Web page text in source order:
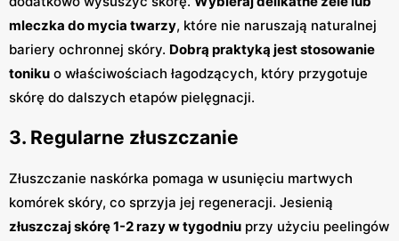
mleczka do mycia twarzy, które nie naruszają naturalnej
bariery ochronnej skóry. Dobrą praktyką jest stosowanie
toniku o właściwościach łagodzących, który przygotuje
skórę do dalszych etapów pielęgnacji.
3. Regularne złuszczanie
Złuszczanie naskórka pomaga w usunięciu martwych
komórek skóry, co sprzyja jej regeneracji. Jesienią
złuszczaj skórę 1-2 razy w tygodniu przy użyciu peelingów